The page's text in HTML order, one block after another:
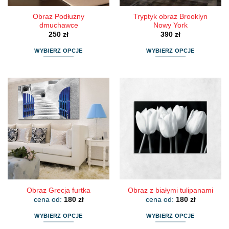
Obraz Podłużny
dmuchawce
250 zł
WYBIERZ OPCJE
ma
wiele
wariantów.
Opcje
można
wybrać
stronie
produktu
Tryptyk obraz Brooklyn
Nowy York
390 zł
WYBIERZ OPCJE
wariantów.
Opcje
można
wybrać
na
Obraz Grecja furtka
cena od: 180 zł
WYBIERZ OPCJE
Obraz z białymi tulipanami
cena od: 180 zł
WYBIERZ OPCJE